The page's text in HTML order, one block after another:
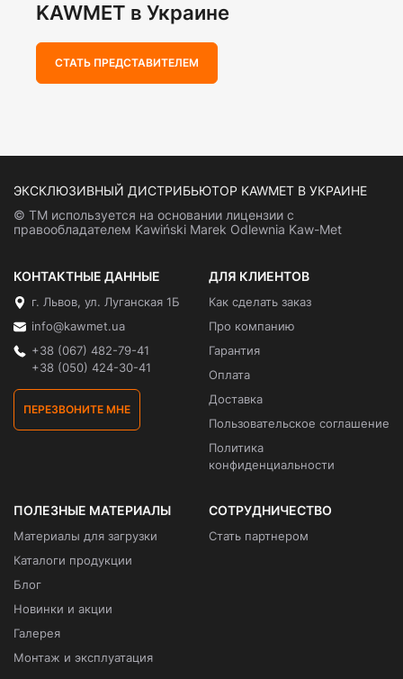
KAWMET в Украине
СТАТЬ ПРЕДСТАВИТЕЛЕМ
ЭКСКЛЮЗИВНЫЙ ДИСТРИБЬЮТОР KAWMET В УКРАИНЕ
© ТМ используется на основании лицензии с
правообладателем Kawiński Marek Odlewnia Kaw-Met
КОНТАКТНЫЕ ДАННЫЕ
г. Львов, ул. Луганская 1Б
info@kawmet.ua
+38 (067) 482-79-41
+38 (050) 424-30-41
ПЕРЕЗВОНИТЕ МНЕ
ДЛЯ КЛИЕНТОВ
Как сделать заказ
Про компанию
Гарантия
Оплата
Доставка
Пользовательское соглашение
Политика
конфиденциальности
ПОЛЕЗНЫЕ МАТЕРИАЛЫ
Материалы для загрузки
Каталоги продукции
Блог
Новинки и акции
Галерея
Монтаж и эксплуатация
СОТРУДНИЧЕСТВО
Стать партнером